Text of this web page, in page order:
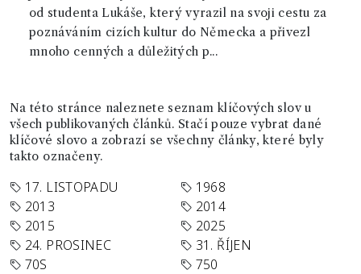
od studenta Lukáše, který vyrazil na svoji cestu za
poznáváním cizích kultur do Německa a přivezl
mnoho cenných a důležitých p...
Na této stránce naleznete seznam klíčových slov u
všech publikovaných článků. Stačí pouze vybrat dané
klíčové slovo a zobrazí se všechny články, které byly
takto označeny.
17. LISTOPADU
1968
2013
2014
2015
2025
24. PROSINEC
31. ŘÍJEN
70S
750